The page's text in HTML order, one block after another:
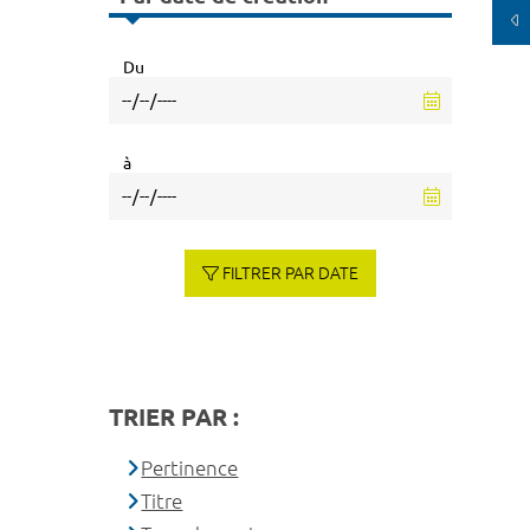
Du
à
FILTRER PAR DATE
TRIER PAR :
Pertinence
Titre